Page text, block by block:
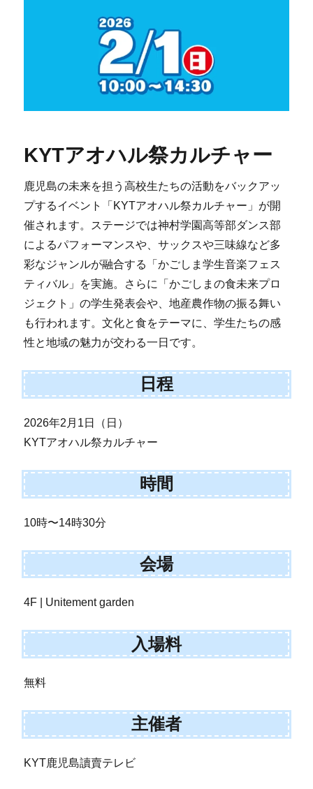
KYTアオハル祭カルチャー
鹿児島の未来を担う高校生たちの活動をバックアッ
プするイベント「KYTアオハル祭カルチャー」が開
催されます。ステージでは神村学園高等部ダンス部
によるパフォーマンスや、サックスや三味線など多
彩なジャンルが融合する「かごしま学生音楽フェス
ティバル」を実施。さらに「かごしまの食未来プロ
ジェクト」の学生発表会や、地産農作物の振る舞い
も行われます。文化と食をテーマに、学生たちの感
性と地域の魅力が交わる一日です。
日程
2026年2月1日（日）
KYTアオハル祭カルチャー
時間
10時〜14時30分
会場
4F | Unitement garden
入場料
無料
主催者
KYT鹿児島讀賣テレビ